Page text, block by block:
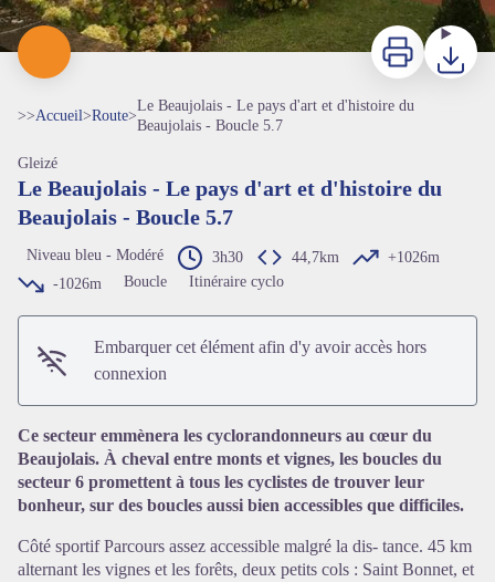
Imprimer
>>Accueil>Route>
Le Beaujolais - Le pays d'art et d'histoire du
Beaujolais - Boucle 5.7
Gleizé
Le Beaujolais - Le pays d'art et d'histoire du
Beaujolais - Boucle 5.7
Niveau bleu - Modéré 3h30 44,7km
+1026m
-1026m
Boucle Itinéraire cyclo
Embarquer cet élément afin d'y avoir accès hors
connexion
Ce secteur emmènera les cyclorandonneurs au cœur du
Beaujolais. À cheval entre monts et vignes, les boucles du
secteur 6 promettent à tous les cyclistes de trouver leur
bonheur, sur des boucles aussi bien accessibles que difficiles.
Côté sportif Parcours assez accessible malgré la dis- tance. 45 km
alternant les vignes et les forêts, deux petits cols : Saint Bonnet, et